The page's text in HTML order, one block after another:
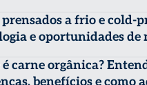
prensados a frio e cold-
e oportunidades de
é carne orgânica?
benefícios e como